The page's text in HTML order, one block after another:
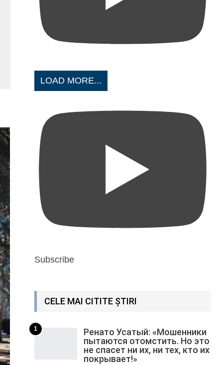
LOAD MORE...
Subscribe
CELE MAI CITITE ȘTIRI
1
Ренато Усатый: «Мошенники
пытаются отомстить. Но это
не спасет ни их, ни тех, кто их
покрывает!»